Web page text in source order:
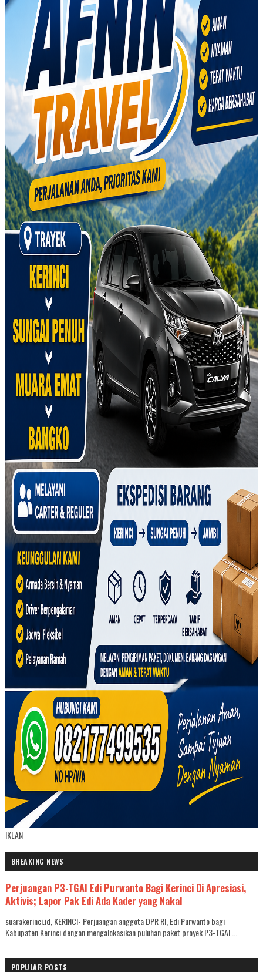
IKLAN
BREAKING NEWS
Perjuangan P3-TGAI Edi Purwanto Bagi Kerinci Di Apresiasi,
Aktivis; Lapor Pak Edi Ada Kader yang Nakal
suarakerinci.id, KERINCI- Perjuangan anggota DPR RI, Edi Purwanto bagi
Kabupaten Kerinci dengan mengalokasikan puluhan paket proyek P3-TGAI ...
POPULAR POSTS